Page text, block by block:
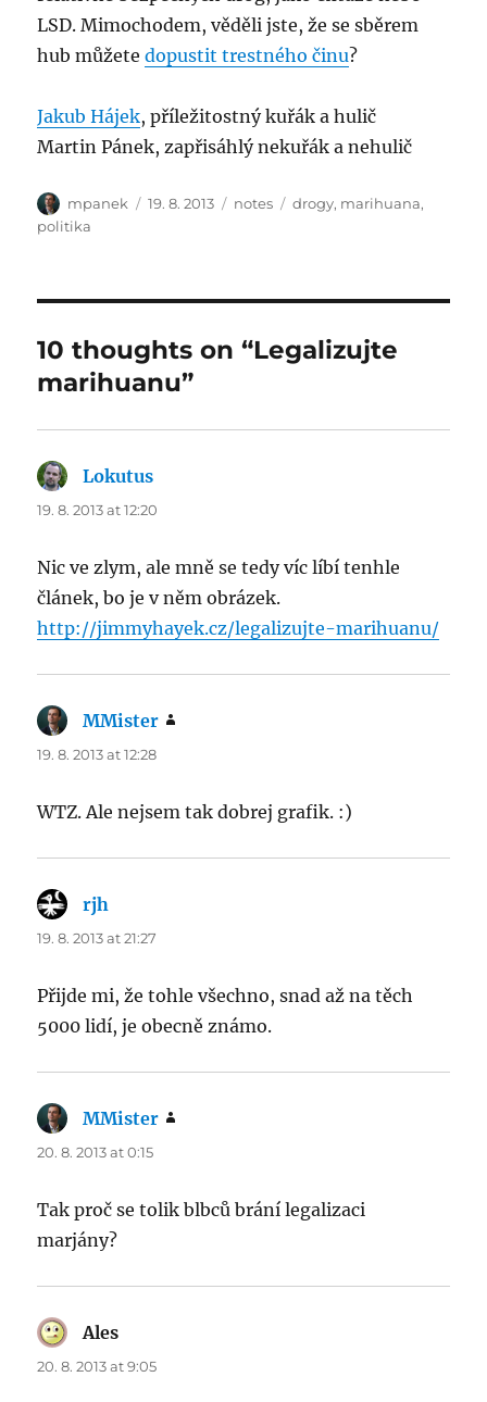
LSD. Mimochodem, věděli jste, že se sběrem
hub můžetedopustit trestného činu?
Jakub Hájek, příležitostný kuřák a hulič
Martin Pánek, zapřisáhlý nekuřák a nehulič
Author
mpanek
Posted
19. 8. 2013 Categories
notes Tags
drogy, marihuana,
politika
10 thoughts on “Legalizujte
marihuanu”
Lokutus
19. 8. 2013 at 12:20
Nic ve zlym, ale mně se tedy víc líbí tenhle
článek, bo je v něm obrázek.
http://jimmyhayek.cz/legalizujte-marihuanu/
MMister
19. 8. 2013 at 12:28
WTZ. Ale nejsem tak dobrej grafik. :)
rjh
19. 8. 2013 at 21:27
Přijde mi, že tohle všechno, snad až na těch
5000 lidí, je obecně známo.
MMister
20. 8. 2013 at 0:15
Tak proč se tolik blbců brání legalizaci
marjány?
Ales
20. 8. 2013 at 9:05